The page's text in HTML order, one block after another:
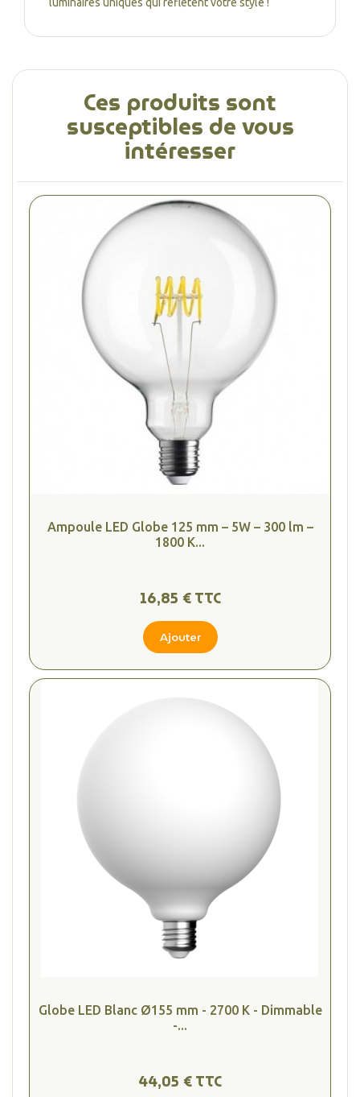
Ces produits sont
susceptibles de vous
intéresser
Ampoule LED Globe 125 mm – 5W – 300 lm –
1800 K...
16,85 € TTC
Ajouter
Globe LED Blanc Ø155 mm - 2700 K - Dimmable
-...
44,05 € TTC